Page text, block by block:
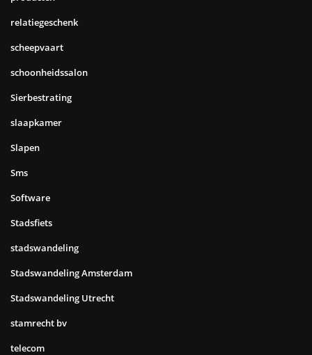
relatiegeschenk
scheepvaart
schoonheidssalon
Sierbestrating
slaapkamer
Slapen
Sms
Software
Stadsfiets
stadswandeling
Stadswandeling Amsterdam
Stadswandeling Utrecht
stamrecht bv
telecom